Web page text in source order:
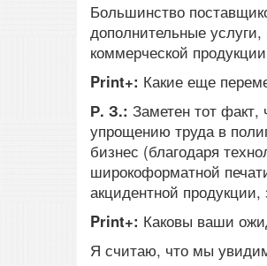
Большинство
дополнительные
коммерческой
Print+: Какие еще
Р. З.: Заметен тот
упрощению труда в
бизнес (благодаря
широкоформатной
акцидентной продукции,
Print+: Каковы ваши
Я считаю, что мы